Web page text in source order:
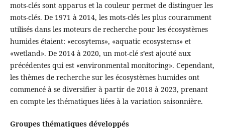
mots-clés sont apparus et la couleur permet de distinguer les
mots-clés. De 1971 à 2014, les mots-clés les plus couramment
utilisés dans les moteurs de recherche pour les écosystèmes
humides étaient: «ecosytems», «aquatic ecosystems» et
«wetland». De 2014 à 2020, un mot-clé s’est ajouté aux
précédentes qui est «environmental monitoring». Cependant,
les thèmes de recherche sur les écosystèmes humides ont
commencé à se diversifier à partir de 2018 à 2023, prenant
en compte les thématiques liées à la variation saisonnière.
Groupes thématiques développés